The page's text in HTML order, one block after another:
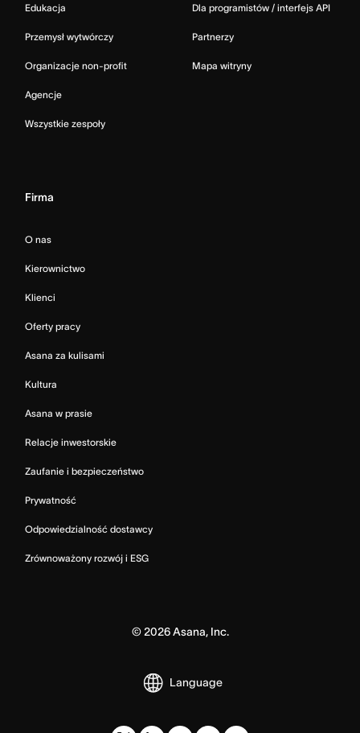
Edukacja
Przemysł wytwórczy
Organizacje non-profit
Agencje
Wszystkie zespoły
Dla programistów / interfejs API
Partnerzy
Mapa witryny
Firma
O nas
Kierownictwo
Klienci
Oferty pracy
Asana za kulisami
Kultura
Asana w prasie
Relacje inwestorskie
Zaufanie i bezpieczeństwo
Prywatność
Odpowiedzialność dostawcy
Zrównoważony rozwój i ESG
© 2026Asana, Inc.
Language